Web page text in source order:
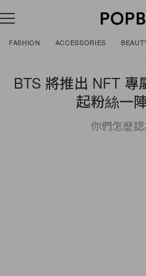
FASHION ACCESSORIES
BTS 將推出 NFT 專
起粉絲一
你們怎麼